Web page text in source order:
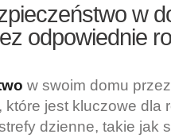
w
odpowiednie
w swoim domu
jest kluczowe dla
dzienne, takie jak